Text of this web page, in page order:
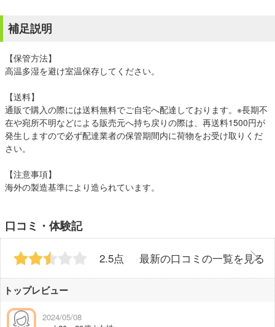
補足説明
【保管方法】
高温多湿を避け室温保存してください。
【送料】
通販で購入の際には送料無料でご自宅へ配達しております。※長期不
在や宛所不明などによる販売元へ持ち戻りの際は、再送料1500円が
発生しますので必ず配達業者の保管期間内に荷物をお受け取りくだ
さい。
【注意事項】
海外の製造基準により造られています。
口コミ・体験記
2.5点 最新の口コミの一覧を見る
トップレビュー
2024/05/08